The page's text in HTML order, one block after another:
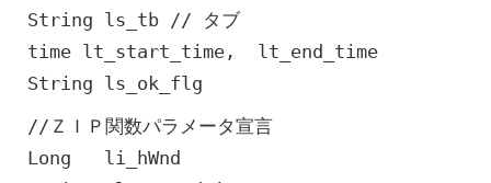
String ls_tb // タブ
time lt_start_time, lt_end_time
String ls_ok_flg
//ＺＩＰ関数パラメータ宣言
Long li_hWnd